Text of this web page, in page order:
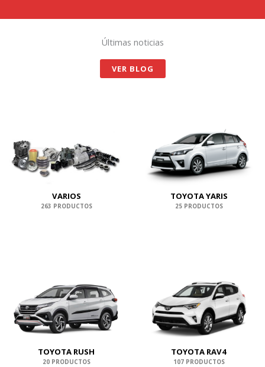
Últimas noticias
VER BLOG
VARIOS
263 PRODUCTOS
TOYOTA YARIS
25 PRODUCTOS
TOYOTA RUSH
20 PRODUCTOS
TOYOTA RAV4
107 PRODUCTOS